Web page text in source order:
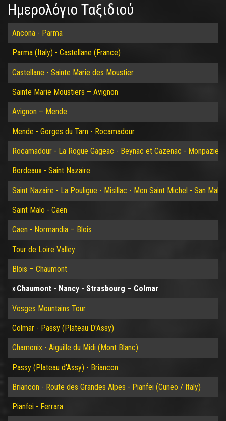
Ημερολόγιο Ταξιδιού
Ancona - Parma
Parma (Italy) - Castellane (France)
Castellane - Sainte Marie des Moustier
Sainte Marie Moustiers – Avignon
Avignon – Mende
Mende - Gorges du Tarn - Rocamadour
Rocamadour - La Rogue Gageac - Beynac et Cazenac -
Bordeaux - Saint Nazaire
Saint Nazaire - La Pouligue - Misillac - Mon Saint Michel - San Malo
Saint Malo - Caen
Caen - Normandia – Blois
Tour de Loire Valley
Blois – Chaumont
Chaumont - Nancy - Strasbourg – Colmar
Vosges Mountains Tour
Colmar - Passy (Plateau D'Assy)
Chamonix - Aiguille du Midi (Mont Blanc)
Passy (Plateau d'Assy) - Briancon
Briancon - Route des Grandes Alpes - Pianfei (Cuneo / Italy)
Pianfei - Ferrara